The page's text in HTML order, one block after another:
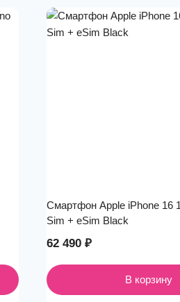
Смартфон Apple iPhone 16
Sim + eSim Black
62 490 ₽
В корзину